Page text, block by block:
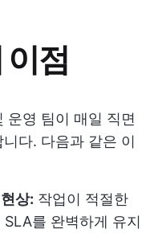
점
운영 팀이 매일 직면
다. 다음과 같은 이
상: 작업이 적절한
를 완벽하게 유지